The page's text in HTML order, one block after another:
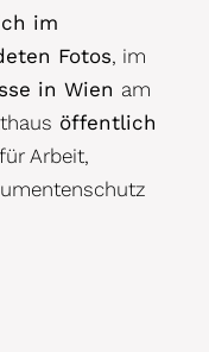
im
Fotos, im
in Wien am
öffentlich
Arbeit,